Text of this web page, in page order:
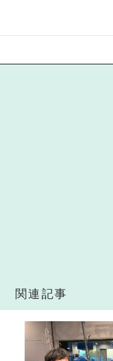
関連記事